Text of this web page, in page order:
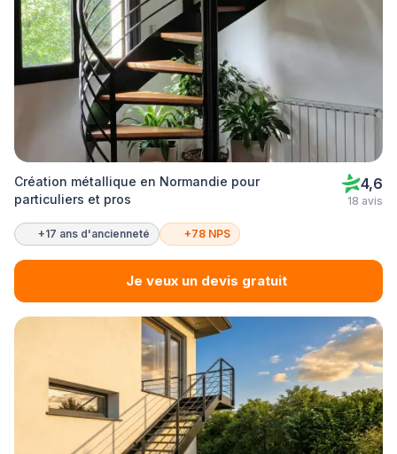
Création métallique en Normandie pour
particuliers et pros
4,6
18 avis
+17 ans d'ancienneté +78 NPS
Je veux un devis gratuit